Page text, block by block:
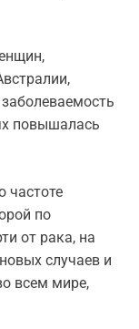
повышалась
частоте
по
от рака, на
случаев и
всем мире,